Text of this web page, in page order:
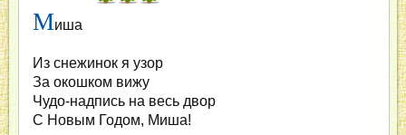
Миша
Из снежинок я узор
За окошком вижу
Чудо-надпись на весь двор
С Новым Годом, Миша!